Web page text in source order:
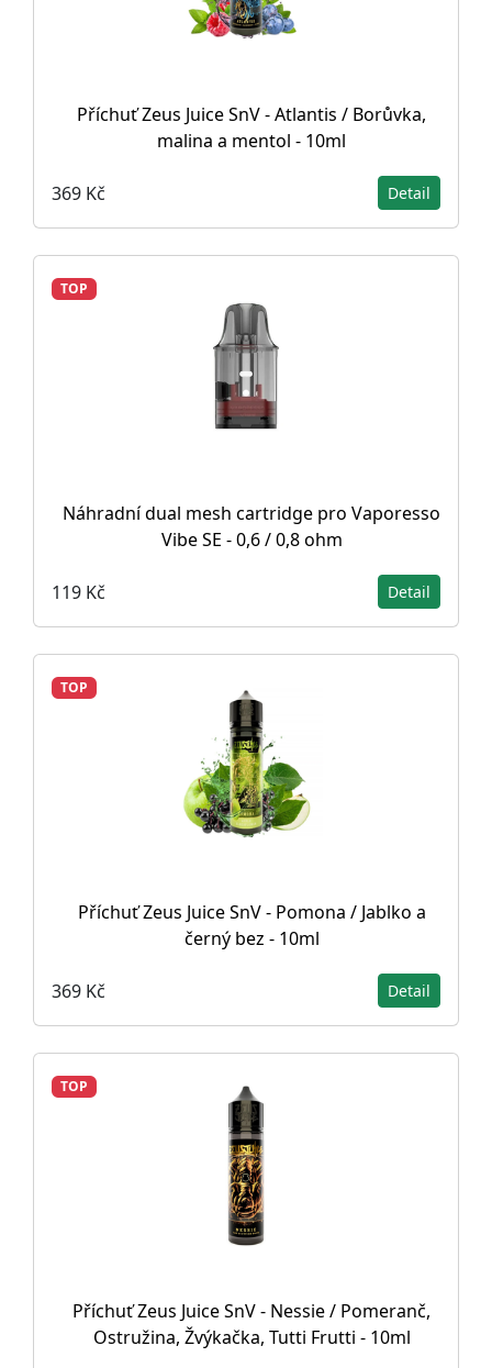
Příchuť Zeus Juice SnV - Atlantis / Borůvka,
malina a mentol - 10ml
369 Kč Detail
TOP
Náhradní dual mesh cartridge pro Vaporesso
Vibe SE - 0,6 / 0,8 ohm
119 Kč Detail
TOP
Příchuť Zeus Juice SnV - Pomona / Jablko a
černý bez - 10ml
369 Kč Detail
TOP
Příchuť Zeus Juice SnV - Nessie / Pomeranč,
Ostružina, Žvýkačka, Tutti Frutti - 10ml